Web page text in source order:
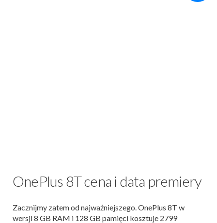
OnePlus 8T cena i data premiery
Zacznijmy zatem od najważniejszego. OnePlus 8T w
wersji 8 GB RAM i 128 GB pamięci kosztuje 2799